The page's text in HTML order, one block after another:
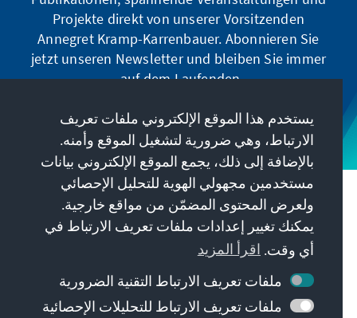
Projekte direkt von unserer Vorsitzenden
Annegret Kramp-Karrenbauer. Abonnieren Sie
jetzt unseren Newsletter und bleiben Sie immer
auf dem Laufenden.
Jetzt abonnieren
مهمتنا
معلومات الاتصال
عروض أخرى من المؤسسة
يستخدم هذا الموقع الإلكتروني ملفات تعريف
الارتباط، وهي ضرورية لتشغيل الموقع وأمنه.
بالإضافة إلى ذلك، يجمع الموقع الإلكتروني بيانات
مستخدمين مجهولي الهوية للتحليل الإحصائي
ولعرض المحتوى المضمّن من مواقع خارجية.
يمكنك تغيير إعدادات ملفات تعريف الارتباط في
أي وقت. اقرأ المزيد
ملفات تعريف الارتباط التقنية الضرورية
ملفات تعريف الارتباط للتحليلات الإحصائية